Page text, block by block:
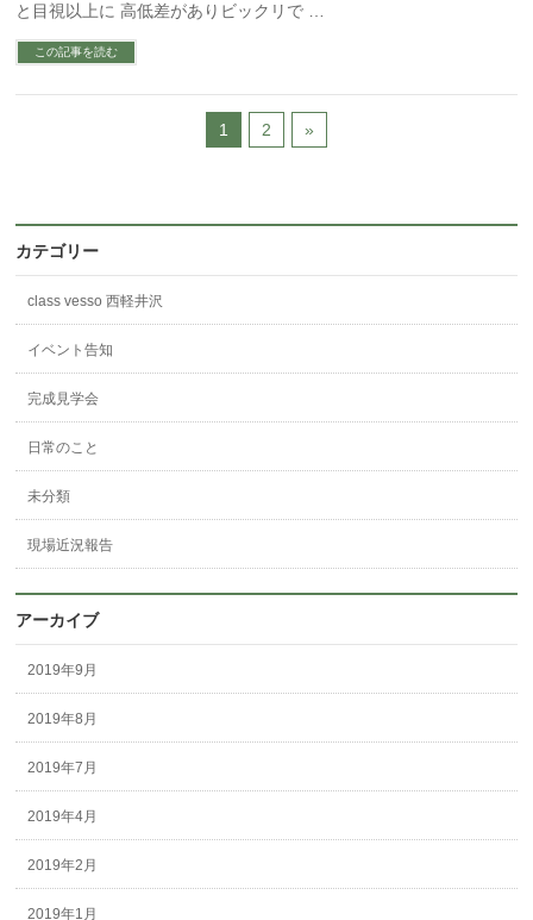
と目視以上に 高低差がありビックリで …
この記事を読む
1 2 »
カテゴリー
class vesso 西軽井沢
イベント告知
完成見学会
日常のこと
未分類
現場近況報告
アーカイブ
2019年9月
2019年8月
2019年7月
2019年4月
2019年2月
2019年1月